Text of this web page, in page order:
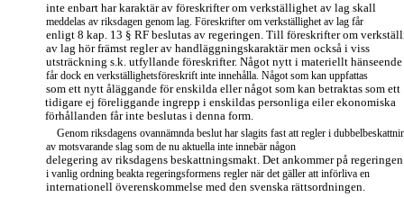
inte enbart har karaktär av föreskrifter om verkställighet av lag skall
meddelas av riksdagen genom lag. Föreskrifter om verkställighet av lag får
enligt 8 kap. 13 § RF beslutas av regeringen. Till föreskrifter om
av lag hör främst regler av handläggningskaraktär men också i viss
utsträckning s.k. utfyllande föreskrifter. Något nytt i materiellt hänseende
får dock en verkställighetsföreskrift inte innehålla. Något som kan uppfattas
som ett nytt åläggande för enskilda eller något som kan betraktas som ett
tidigare ej föreliggande ingrepp i enskildas personliga eiler ekonomiska
förhållanden får inte beslutas i denna form.
Genom riksdagens ovannämnda beslut har slagits fast att regler i
av motsvarande slag som de nu aktuella inte innebär någon
delegering av riksdagens beskattningsmakt. Det ankommer på
i vanlig ordning beakta regeringsformens regler när det gäller att införliva en
internationell överenskommelse med den svenska rättsordningen.